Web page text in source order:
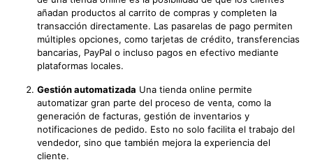
añadan productos al carrito de compras y completen la
transacción directamente. Las pasarelas de pago permiten
múltiples opciones, como tarjetas de crédito, transferencias
bancarias, PayPal o incluso pagos en efectivo mediante
plataformas locales.
Gestión automatizada Una tienda online permite
automatizar gran parte del proceso de venta, como la
generación de facturas, gestión de inventarios y
notificaciones de pedido. Esto no solo facilita el trabajo del
vendedor, sino que también mejora la experiencia del
cliente.